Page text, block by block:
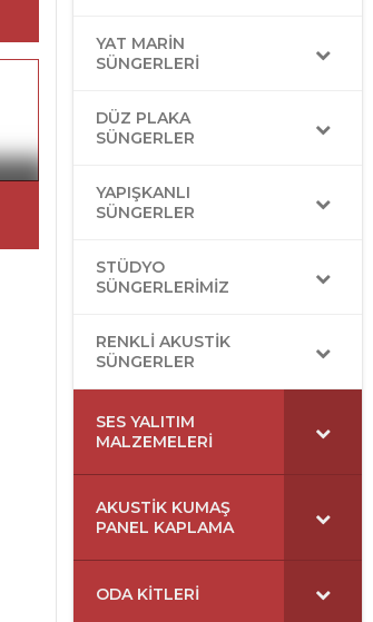
YAT MARIN
SÜNGERLERI
DÜZ PLAKA
SÜNGERLER
YAPIŞKANLI
SÜNGERLER
STÜDYO
SÜNGERLERIMIZ
RENKLI AKUSTIK
SÜNGERLER
SES YALITIM
MALZEMELERI
AKUSTIK KUMAŞ
PANEL KAPLAMA
ODA KITLERI